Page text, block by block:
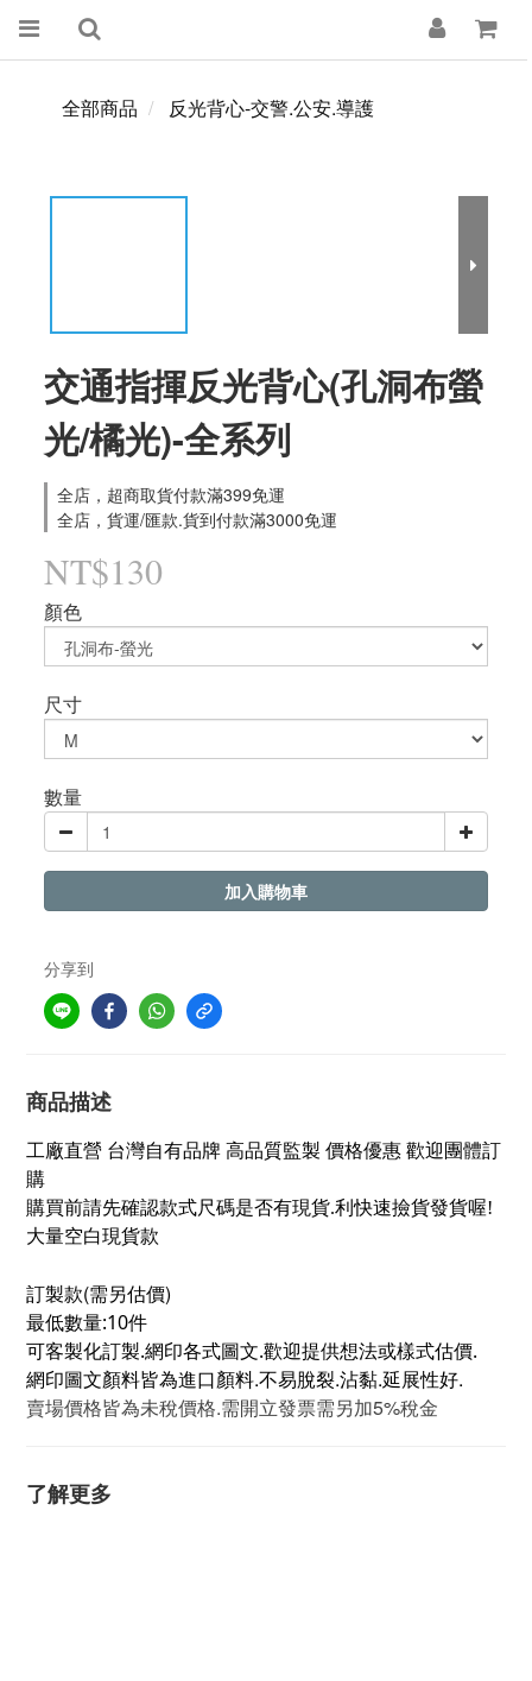
全部商品 反光背心-交警.公安.導護
交通指揮反光背心(孔洞布螢
光/橘光)-全系列
全店，超商取貨付款滿399免運
全店，貨運/匯款.貨到付款滿3000免運
NT$130
顏色
尺寸
數量
加入購物車
分享到
商品描述
工廠直營 台灣自有品牌 高品質監製 價格優惠 歡迎團體訂
購
購買前請先確認款式尺碼是否有現貨.利快速撿貨發貨喔!
大量空白現貨款
訂製款(需另估價)
最低數量:10件
可客製化訂製.網印各式圖文.歡迎提供想法或樣式估價.
網印圖文顏料皆為進口顏料.不易脫裂.沾黏.延展性好.
賣場價格皆為未稅價格.需開立發票需另加5%稅金
了解更多